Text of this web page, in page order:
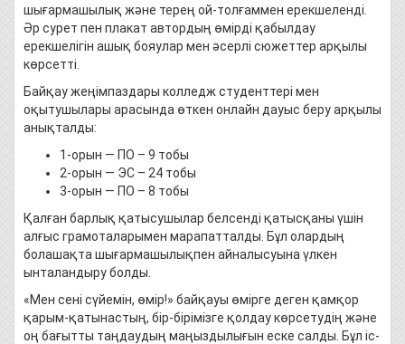
шығармашылық және терең ой-толғаммен ерекшеленді.
Әр сурет пен плакат автордың өмірді қабылдау
ерекшелігін ашық бояулар мен әсерлі сюжеттер арқылы
көрсетті.
Байқау жеңімпаздары колледж студенттері мен
оқытушылары арасында өткен онлайн дауыс беру арқылы
анықталды:
1-орын — ПО – 9 тобы
2-орын — ЭС – 24 тобы
3-орын — ПО – 8 тобы
Қалған барлық қатысушылар белсенді қатысқаны үшін
алғыс грамоталарымен марапатталды. Бұл олардың
болашақта шығармашылықпен айналысуына үлкен
ынталандыру болды.
«Мен сені сүйемін, өмір!» байқауы өмірге деген қамқор
қарым-қатынастың, бір-бірімізге қолдау көрсетудің және
оң бағытты таңдаудың маңыздылығын еске салды. Бұл іс-